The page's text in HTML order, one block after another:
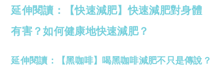
延伸閱讀：【快速減肥】快速減肥對身體
有害？如何健康地快速減肥？
延伸閱讀：【黑咖啡】喝黑咖啡減肥不只是傳說？